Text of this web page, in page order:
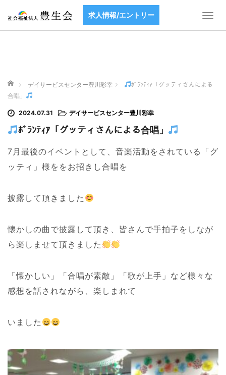
T
o
n
t
求人情報/エントリー
ホーム デイサービスセンター豊川彩幸
ﾎﾞﾗﾝﾃｨｱ「グッティさんによる
合唱」
2024.07.31 デイサービスセンター豊川彩幸
ﾎﾞﾗﾝﾃｨｱ「グッティさんによる合唱」
7月最後のイベントとして、音楽活動をされている「グ
ッティ」様ををお招きし合唱を
披露して頂きました
懐かしの曲で披露して頂き、皆さんで手拍子をしなが
ら楽しませて頂きました
「懐かしい」「合唱が素敵」「歌が上手」など様々な
感想を話されながら、楽しまれて
いました